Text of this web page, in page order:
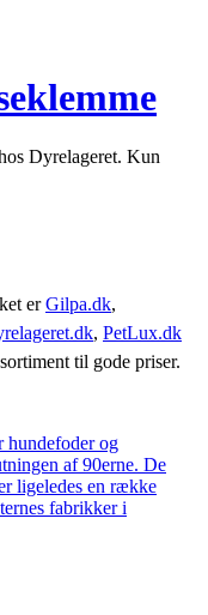
Dyrelageret. Kun
erGilpa.dk,
, PetLux.dk
til gode priser.
hundefoder og
af 90erne. De
ligeledes en række
fabrikker i